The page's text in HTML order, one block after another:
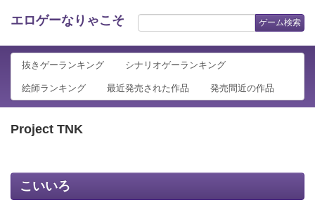
エロゲーなりゃこそ ゲーム検索
抜きゲーランキング シナリオゲーランキング
絵師ランキング 最近発売された作品 発売間近の作品
Project TNK
こいいろ